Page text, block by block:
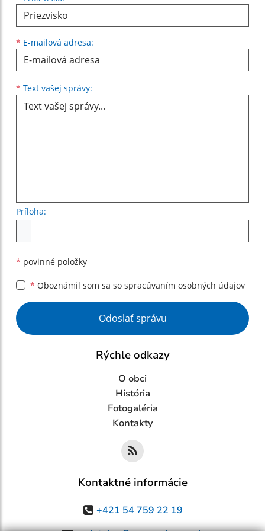
* E-mailová adresa:
* Text vašej správy:
Príloha:
* povinné položky
* Oboznámil som sa so spracúvaním osobných údajov
Google reCaptcha Response
Odoslať správu
Rýchle odkazy
O obci
História
Fotogaléria
Kontakty
Kontaktné informácie
+421 54 759 22 19